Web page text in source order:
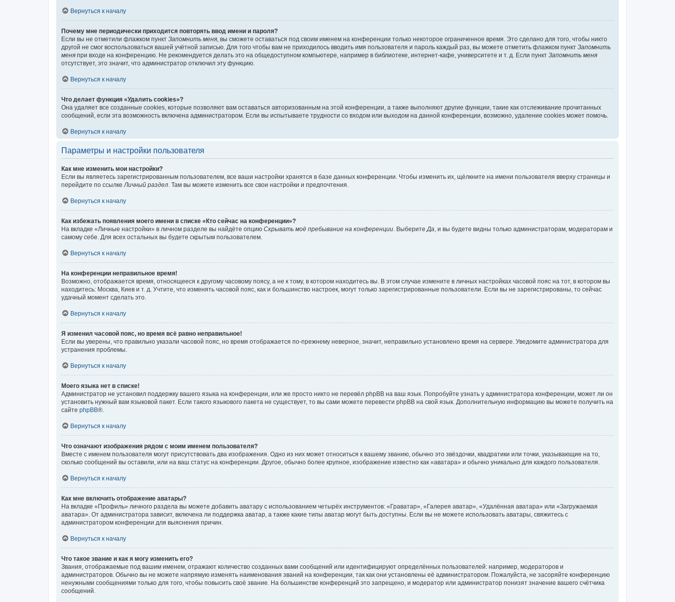
Вернуться к началу
Почему мне периодически приходится повторять ввод имени и пароля?
Если вы не отметили флажком пункт Запомнить меня, вы сможете оставаться под своим именем на конференции только некоторое ограниченное время. Это сделано для того, чтобы никто
другой не смог воспользоваться вашей учётной записью. Для того чтобы вам не приходилось вводить имя пользователя и пароль каждый раз, вы можете отметить флажком пункт Запомнить
меня при входе на конференцию. Не рекомендуется делать это на общедоступном компьютере, например в библиотеке, интернет-кафе, университете и т. д. Если пункт Запомнить меня
отсутствует, это значит, что администратор отключил эту функцию.
Вернуться к началу
Что делает функция «Удалить cookies»?
Она удаляет все созданные cookies, которые позволяют вам оставаться авторизованным на этой конференции, а также выполняют другие функции, такие как отслеживание прочитанных
сообщений, если эта возможность включена администратором. Если вы испытываете трудности со входом или выходом на данной конференции, возможно, удаление cookies может помочь.
Вернуться к началу
Параметры и настройки пользователя
Как мне изменить мои настройки?
Если вы являетесь зарегистрированным пользователем, все ваши настройки хранятся в базе данных конференции. Чтобы изменить их, щёлкните на имени пользователя вверху страницы и
перейдите по ссылкеЛичный раздел. Там вы можете изменить все свои настройки и предпочтения.
Вернуться к началу
Как избежать появления моего имени в списке «Кто сейчас на конференции»?
На вкладке «Личные настройки» в личном разделе вы найдёте опцию Скрывать моё пребывание на конференции. ВыберитеДа, и вы будете видны только администраторам, модераторам и
самому себе. Для всех остальных вы будете скрытым пользователем.
Вернуться к началу
На конференции неправильное время!
Возможно, отображается время, относящееся к другому часовому поясу, а не к тому, в котором находитесь вы. В этом случае измените в личных настройках часовой пояс на тот, в котором вы
находитесь: Москва, Киев и т. д. Учтите, что изменять часовой пояс, как и большинство настроек, могут только зарегистрированные пользователи. Если вы не зарегистрированы, то сейчас
удачный момент сделать это.
Вернуться к началу
Я изменил часовой пояс, но время всё равно неправильное!
Если вы уверены, что правильно указали часовой пояс, но время отображается по-прежнему неверное, значит, неправильно установлено время на сервере. Уведомите администратора для
устранения проблемы.
Вернуться к началу
Моего языка нет в списке!
Администратор не установил поддержку вашего языка на конференции, или же просто никто не перевёл phpBB на ваш язык. Попробуйте узнать у администратора конференции, может ли он
установить нужный вам языковой пакет. Если такого языкового пакета не существует, то вы сами можете перевести phpBB на свой язык. Дополнительную информацию вы можете получить на
сайте phpBB®.
Вернуться к началу
Что означают изображения рядом с моим именем пользователя?
Вместе с именем пользователя могут присутствовать два изображения. Одно из них может относиться к вашему званию, обычно это звёздочки, квадратики или точки, указывающие на то,
сколько сообщений вы оставили, или на ваш статус на конференции. Другое, обычно более крупное, изображение известно как «аватара» и обычно уникально для каждого пользователя.
Вернуться к началу
Как мне включить отображение аватары?
На вкладке «Профиль» личного раздела вы можете добавить аватару с использованием четырёх инструментов: «Граватар», «Галерея аватар», «Удалённая аватара» или «Загружаемая
аватара». От администратора зависит, включена ли поддержка аватар, а также какие типы аватар могут быть доступны. Если вы не можете использовать аватары, свяжитесь с
администратором конференции для выяснения причин.
Вернуться к началу
Что такое звание и как я могу изменить его?
Звания, отображаемые под вашим именем, отражают количество созданных вами сообщений или идентифицируют определённых пользователей: например, модераторов и
администраторов. Обычно вы не можете напрямую изменять наименования званий на конференции, так как они установлены её администратором. Пожалуйста, не засоряйте конференцию
ненужными сообщениями только для того, чтобы повысить своё звание. На большинстве конференций это запрещено, и модератор или администратор понизят значение вашего счётчика
сообщений.